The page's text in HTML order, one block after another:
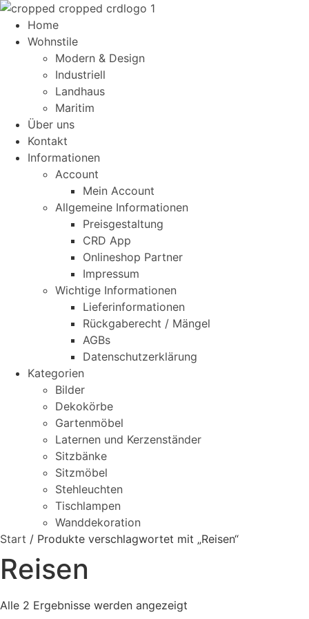
Home
Wohnstile
Modern & Design
Industriell
Landhaus
Maritim
Über uns
Kontakt
Informationen
Account
Mein Account
Allgemeine Informationen
Preisgestaltung
CRD App
Onlineshop Partner
Impressum
Wichtige Informationen
Lieferinformationen
Rückgaberecht / Mängel
AGBs
Datenschutzerklärung
Kategorien
Bilder
Dekokörbe
Gartenmöbel
Laternen und Kerzenständer
Sitzbänke
Sitzmöbel
Stehleuchten
Tischlampen
Wanddekoration
Start / Produkte verschlagwortet mit „Reisen“
Reisen
Alle 2 Ergebnisse werden angezeigt